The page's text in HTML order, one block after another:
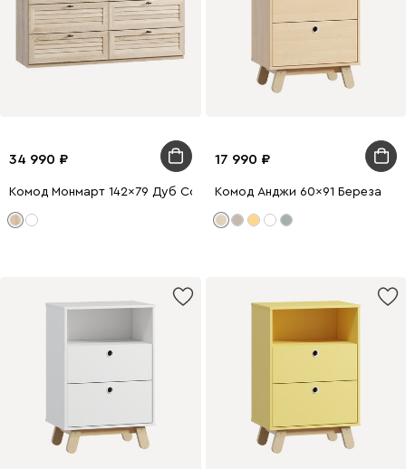
34 990
Комод Монмарт 142x79 Дуб Сонома
17 990
Комод Анджи 60x91 Береза